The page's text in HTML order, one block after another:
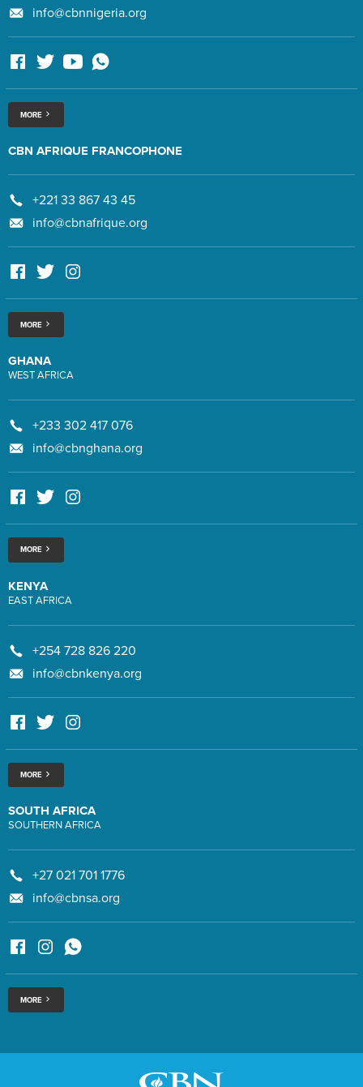
info@cbnnigeria.org
MORE
CBN AFRIQUE FRANCOPHONE
+221 33 867 43 45
info@cbnafrique.org
MORE
GHANA
WEST AFRICA
+233 302 417 076
info@cbnghana.org
MORE
KENYA
EAST AFRICA
+254 728 826 220
info@cbnkenya.org
MORE
SOUTH AFRICA
SOUTHERN AFRICA
+27 021 701 1776
info@cbnsa.org
MORE